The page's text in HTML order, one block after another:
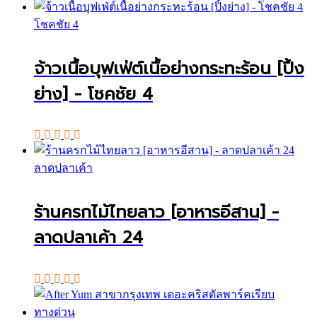
โชคชัย 4
จ้าวเนื้อบุฟเฟ่ต์เนื้อย่างกระทะร้อน [ปิ้ง
ย่าง] - โชคชัย 4
ลาดปลาเค้า
ร้านครกไม้ไทยลาว [อาหารอีสาน] -
ลาดปลาเค้า 24